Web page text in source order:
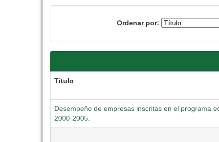
Ordenar por:
Título
Desempeño de empresas inscritas en el programa
2000-2005.